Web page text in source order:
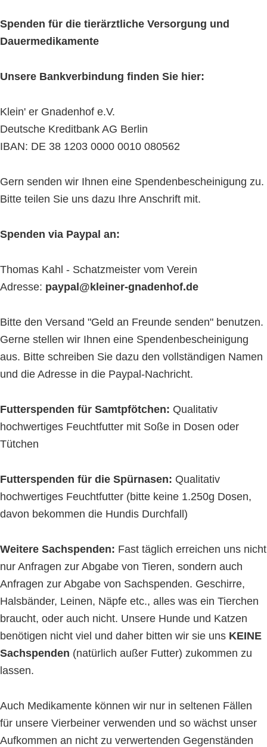
Spenden für die tierärztliche Versorgung und
Dauermedikamente
Unsere Bankverbindung finden Sie hier:
Klein' er Gnadenhof e.V.
Deutsche Kreditbank AG Berlin
IBAN: DE 38 1203 0000 0010 080562
Gern senden wir Ihnen eine Spendenbescheinigung zu.
Bitte teilen Sie uns dazu Ihre Anschrift mit.
Spenden via Paypal an:
Thomas Kahl - Schatzmeister vom Verein
Adresse: paypal@kleiner-gnadenhof.de
Bitte den Versand "Geld an Freunde senden" benutzen.
Gerne stellen wir Ihnen eine Spendenbescheinigung
aus. Bitte schreiben Sie dazu den vollständigen Namen
und die Adresse in die Paypal-Nachricht.
Futterspenden für Samtpfötchen: Qualitativ
hochwertiges Feuchtfutter mit Soße in Dosen oder
Tütchen
Futterspenden für die Spürnasen: Qualitativ
hochwertiges Feuchtfutter (bitte keine 1.250g Dosen,
davon bekommen die Hundis Durchfall)
Weitere Sachspenden: Fast täglich erreichen uns nicht
nur Anfragen zur Abgabe von Tieren, sondern auch
Anfragen zur Abgabe von Sachspenden. Geschirre,
Halsbänder, Leinen, Näpfe etc., alles was ein Tierchen
braucht, oder auch nicht. Unsere Hunde und Katzen
benötigen nicht viel und daher bitten wir sie uns KEINE
Sachspenden (natürlich außer Futter) zukommen zu
lassen.
Auch Medikamente können wir nur in seltenen Fällen
für unsere Vierbeiner verwenden und so wächst unser
Aufkommen an nicht zu verwertenden Gegenständen